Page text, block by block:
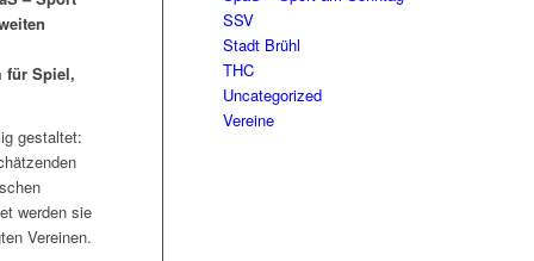
für Spiel,
gestaltet:
werden sie
Vereinen.
SSV
Stadt Brühl
THC
Uncategorized
Vereine